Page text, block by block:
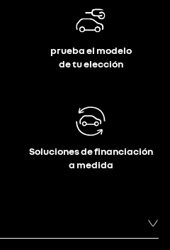
prueba el modelo
de tu elección
Soluciones de financiación
a medida